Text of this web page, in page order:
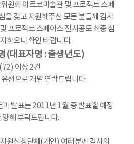
원회 아르코미술관 및 프로젝트 스페
을 갖고 지원해주신 모든 분들께 감사
프로젝트 스페이스 전시공모 최종 심
하오니 확인 바랍니다.
(대표자명 : 출생년도)
이상 2건
선으로 개별 연락드립니다.
과 발표는 2011년 1월 중 발표할 예정
양해 부탁드립니다.